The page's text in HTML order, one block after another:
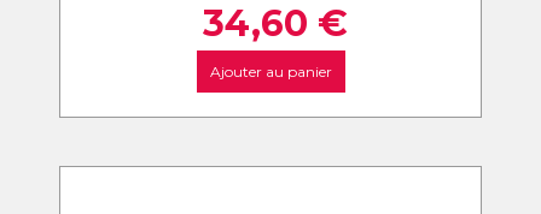
34,60 €
Ajouter au panier